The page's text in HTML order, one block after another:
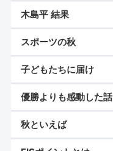
木島平 結果
スポーツの秋
子どもたちに届け
優勝よりも感動した話
秋といえば